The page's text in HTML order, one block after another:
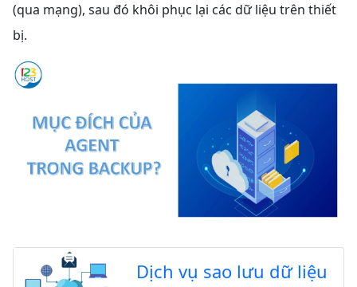
(qua mạng), sau đó khôi phục lại các dữ liệu trên thiết
bị.
Dịch vụ sao lưu dữ liệu